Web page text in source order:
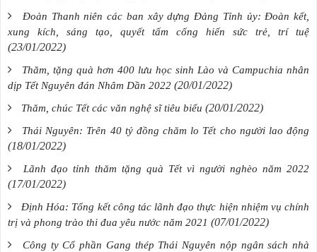
Đoàn Thanh niên các ban xây dựng Đảng Tỉnh ủy: Đoàn kết,
xung kích, sáng tạo, quyết tấm cống hiến sức trẻ, trí tuệ
(23/01/2022)
Thăm, tặng quà hơn 400 lưu học sinh Lào và Campuchia nhân
dịp Tết Nguyên đán Nhâm Dần 2022 (20/01/2022)
Thăm, chúc Tết các văn nghệ sĩ tiêu biểu (20/01/2022)
Thái Nguyên: Trên 40 tỷ đồng chăm lo Tết cho người lao động
(18/01/2022)
Lãnh đạo tỉnh thăm tặng quà Tết vì người nghèo năm 2022
(17/01/2022)
Định Hóa: Tổng kết công tác lãnh đạo thực hiện nhiệm vụ chính
trị và phong trào thi đua yêu nước năm 2021 (07/01/2022)
Công ty Cổ phần Gang thép Thái Nguyên nộp ngân sách nhà